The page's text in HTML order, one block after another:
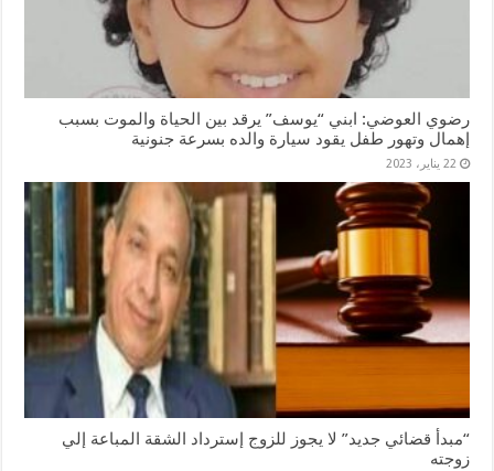
رضوي العوضي: ابني “يوسف” يرقد بين الحياة والموت بسبب
إهمال وتهور طفل يقود سيارة والده بسرعة جنونية
22 يناير، 2023
“مبدأ قضائي جديد” لا يجوز للزوج إسترداد الشقة المباعة إلي
زوجته